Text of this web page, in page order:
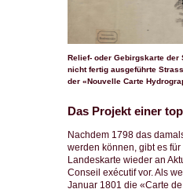
Relief- oder Gebirgskarte der
nicht fertig ausgeführte
der «Nouvelle Carte
Das Projekt einer
Nachdem 1798 das
werden können, gibt es
Landeskarte wieder an
Conseil exécutif vor. Als
Januar 1801 die «Carte